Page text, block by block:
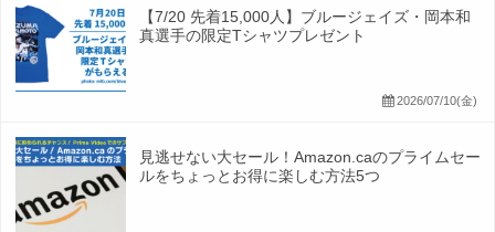
【7/20 先着15,000人】ブルージェイズ・岡本和
真選手の限定Tシャツプレゼント
2026/07/10(金)
見逃せない大セール！Amazon.caのプライムセー
ルをちょっとお得に楽しむ方法5つ